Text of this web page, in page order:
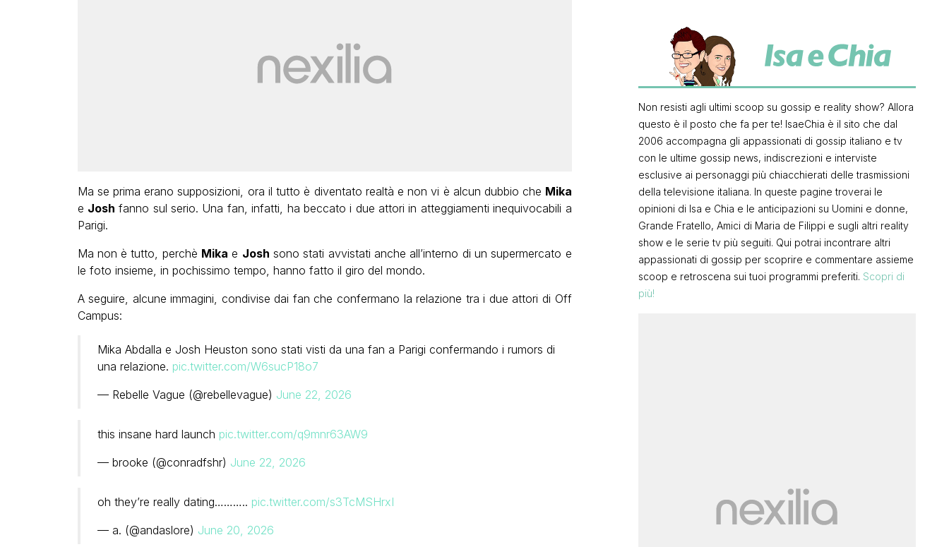
Ma se prima erano supposizioni, ora il tutto è diventato realtà e non vi è alcun dubbio che Mika
e Josh fanno sul serio. Una fan, infatti, ha beccato i due attori in atteggiamenti inequivocabili a
Parigi.
Ma non è tutto, perchè Mika e Josh sono stati avvistati anche all’interno di un supermercato e
le foto insieme, in pochissimo tempo, hanno fatto il giro del mondo.
A seguire, alcune immagini, condivise dai fan che confermano la relazione tra i due attori di Off
Campus:
Mika Abdalla e Josh Heuston sono stati visti da una fan a Parigi confermando i rumors di
una relazione. pic.twitter.com/W6sucP18o7
— Rebelle Vague (@rebellevague) June 22, 2026
this insane hard launch pic.twitter.com/q9mnr63AW9
— brooke (@conradfshr) June 22, 2026
oh they’re really dating……….. pic.twitter.com/s3TcMSHrxI
— a. (@andaslore) June 20, 2026
Non resisti agli ultimi scoop su gossip e reality show? Allora
questo è il posto che fa per te! IsaeChia è il sito che dal
2006 accompagna gli appassionati di gossip italiano e tv
con le ultime gossip news, indiscrezioni e interviste
esclusive ai personaggi più chiacchierati delle trasmissioni
della televisione italiana. In queste pagine troverai le
opinioni di Isa e Chia e le anticipazioni su Uomini e donne,
Grande Fratello, Amici di Maria de Filippi e sugli altri reality
show e le serie tv più seguiti. Qui potrai incontrare altri
appassionati di gossip per scoprire e commentare assieme
scoop e retroscena sui tuoi programmi preferiti. Scopri di
più!